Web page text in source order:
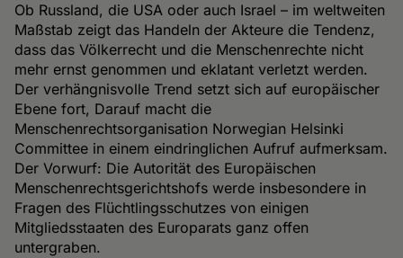
Ob Russland, die USA oder auch Israel – im weltweiten
Maßstab zeigt das Handeln der Akteure die Tendenz,
dass das Völkerrecht und die Menschenrechte nicht
mehr ernst genommen und eklatant verletzt werden.
Der verhängnisvolle Trend setzt sich auf europäischer
Ebene fort, Darauf macht die
Menschenrechtsorganisation Norwegian Helsinki
Committee in einem eindringlichen Aufruf aufmerksam.
Der Vorwurf: Die Autorität des Europäischen
Menschenrechtsgerichtshofs werde insbesondere in
Fragen des Flüchtlingsschutzes von einigen
Mitgliedsstaaten des Europarats ganz offen
untergraben.